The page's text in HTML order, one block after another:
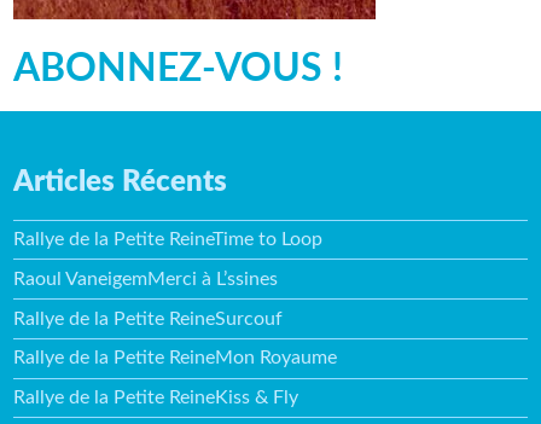
ABONNEZ-VOUS !
Articles Récents
Rallye de la Petite ReineTime to Loop
Raoul VaneigemMerci à L’ssines
Rallye de la Petite ReineSurcouf
Rallye de la Petite ReineMon Royaume
Rallye de la Petite ReineKiss & Fly